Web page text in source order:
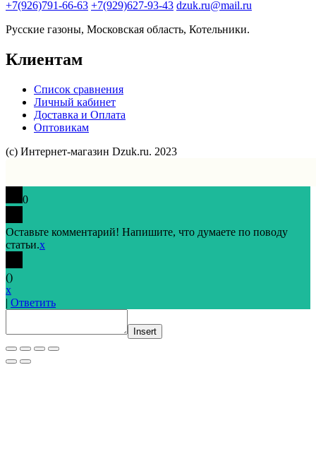
+7(926)791-66-63 +7(929)627-93-43 dzuk.ru@mail.ru
Русские газоны, Московская область, Котельники.
Клиентам
Список сравнения
Личный кабинет
Доставка и Оплата
Оптовикам
(с) Интернет-магазин Dzuk.ru. 2023
0
Оставьте комментарий! Напишите, что думаете по поводу
статьи.x
()
x
| Ответить
Insert